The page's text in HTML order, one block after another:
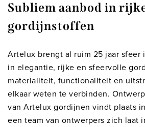
Subliem aanbod in
gordijnstoffen
Artelux brengt al ruim 25 jaar sfeer
in elegantie, rijke en sfeervolle
materialiteit, functionaliteit en
elkaar weten te verbinden.
van Artelux gordijnen vindt plaats
een team van ontwerpers zich laat